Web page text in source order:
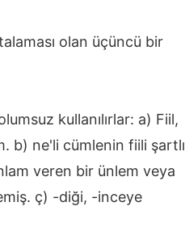
olan üçüncü bir
kullanılırlar: a) Fiil,
b) ne'li cümlenin fiili şartlı
veren bir ünlem veya
ç) -diği, -inceye